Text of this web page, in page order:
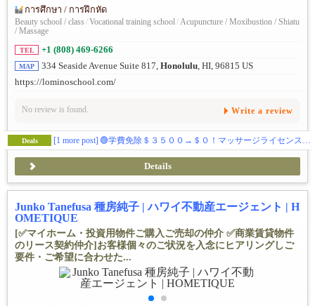
การศึกษา / การฝึกหัด
Beauty school / class /Vocational training school/Acupuncture / Moxibustion / Shiatu
/ Massage
TEL +1 (808) 469-6266
MAP 334 Seaside Avenue Suite 817, Honolulu, HI, 96815 US
https://lominoschool.com/
No review is found. Write a review
Deals [1 more post] 🟢学費免除＄３５００→＄０！マッサージライセンス取得！
Details
Junko Tanefusa 種房純子 | ハワイ不動産エージェント | H
OMETIQUE
[✅マイホーム・投資用物件ご購入ご売却の仲介 ✅商業賃貸物件
のリース契約仲介]お客様個々のご状況を入念にヒアリングしご
要件・ご希望に合わせた...